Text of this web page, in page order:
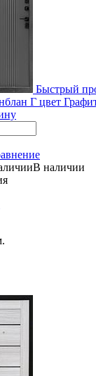
Быстрый
Г цвет
В наличии